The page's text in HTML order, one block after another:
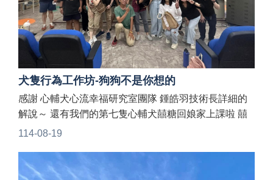
犬隻行為工作坊-狗狗不是你想的
114-08-19
感謝 心輔犬心流幸福研究室團隊 鍾皓羽技術長詳細的
解說～ 還有我們的第七隻心輔犬囍糖回娘家上課啦 囍
糖是從我們收容所領養過去的狗狗老師唷